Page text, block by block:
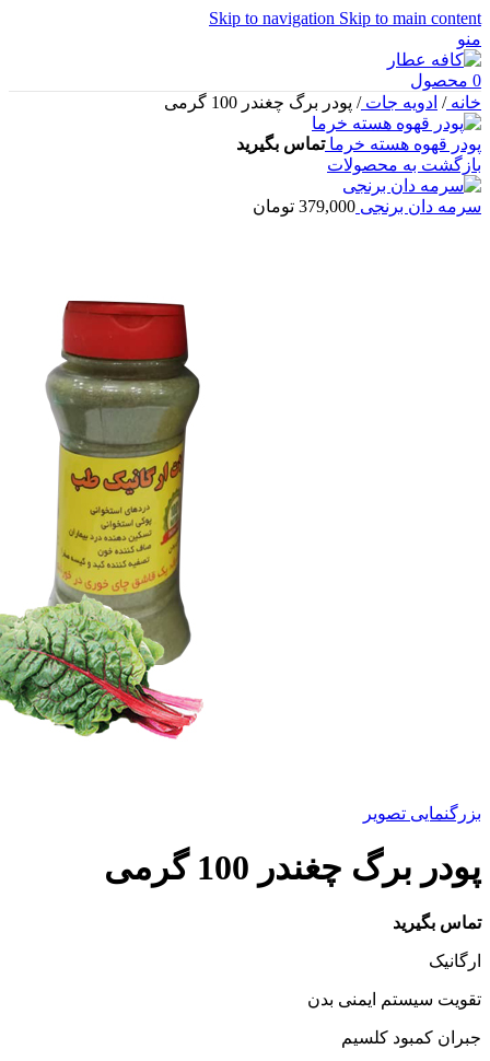
Skip to navigation Skip to main content
منو
0 محصول
خانه/ ادویه جات/ پودر برگ چغندر 100 گرمی
پودر قهوه هسته خرماتماس بگیرید
بازگشت به محصولات
سرمه دان برنجی 379,000 تومان
بزرگنمایی تصویر
پودر برگ چغندر 100 گرمی
تماس بگیرید
ارگانیک
تقویت سیستم ایمنی بدن
جبران کمبود کلسیم